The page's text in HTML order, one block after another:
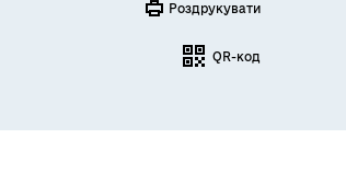
Роздрукувати
QR-код